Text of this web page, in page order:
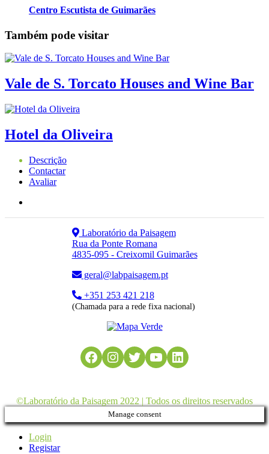
Centro Escutista de Guimarães
Também pode visitar
Vale de S. Torcato Houses and Wine Bar
Hotel da Oliveira
Descrição
Contactar
Avaliar
Laboratório da Paisagem
Rua da Ponte Romana
4835-095 - Creixomil Guimarães
geral@labpaisagem.pt
+351 253 421 218
(Chamada para a rede fixa nacional)
Facebook
Instagram
TwitterYouTubeLinkedIn
©Laboratório da Paisagem 2022 | Todos os direitos reservados
Manage consent
Login
Registar